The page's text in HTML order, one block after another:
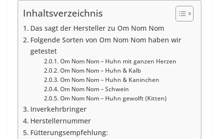
Inhaltsverzeichnis
Das sagt der Hersteller zu Om Nom Nom
Folgende Sorten von Om Nom Nom haben wir
getestet
Om Nom Nom – Huhn mit ganzen Herzen
Om Nom Nom – Huhn & Kalb
Om Nom Nom – Huhn & Kaninchen
Om Nom Nom – Schwein
Om Nom Nom – Huhn gewolft (Kitten)
Inverkehrbringer
Herstellernummer
Fütterungsempfehlung: